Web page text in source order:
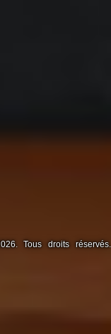
Tous droits réservés.